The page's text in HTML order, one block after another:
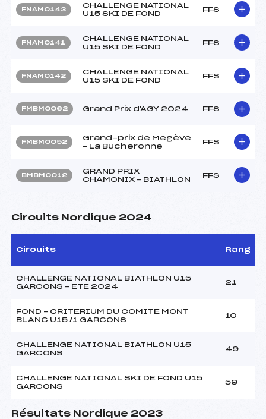
FNAM0143
CHALLENGE NATIONAL
U15 SKI DE FOND
FFS
FNAM0141
CHALLENGE NATIONAL
U15 SKI DE FOND
FFS
FNAM0142
CHALLENGE NATIONAL
U15 SKI DE FOND
FFS
FMBM0062 Grand Prix d'AGY 2024 FFS
FMBM0052
Grand-prix de Megève
– La Bucheronne
FFS
BMBM0012
GRAND PRIX
CHAMONIX – BIATHLON
FFS
Circuits Nordique 2024
Circuits Rang
CHALLENGE NATIONAL BIATHLON U15
GARCONS – ETE 2024
21
FOND – CRITERIUM DU COMITE MONT
BLANC U15 /1 GARCONS
10
CHALLENGE NATIONAL BIATHLON U15
GARCONS
49
CHALLENGE NATIONAL SKI DE FOND U15
GARCONS
59
Résultats Nordique 2023